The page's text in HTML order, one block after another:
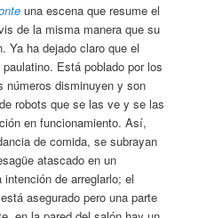
una escena que resume el
de la misma manera que su
Ya ha dejado claro que el
Está poblado por los
números disminuyen y son
robots que se las ve y se las
en funcionamiento. Así,
de comida, se subrayan
atascado en un
de arreglarlo; el
asegurado pero una parte